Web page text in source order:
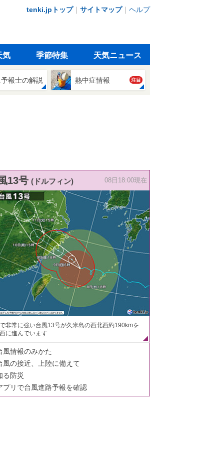
tenki.jpトップ｜ サイトマップ｜ ヘルプ
気 季節特集 天気ニュース
報士の解説 熱中症情報 注目
13号 (ドルフィン) 08日18:00現在
非常に強い台風13号が久米島の西北西約190kmを
に進んでいます
風情報のみかた
風の接近、上陸に備えて
る防災
プリで台風進路予報を確認